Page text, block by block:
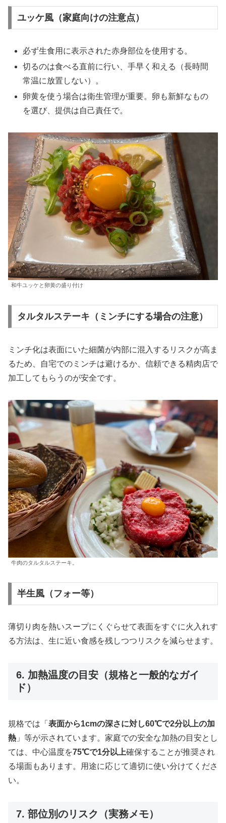
ユッケ風（家庭向けの注意点）
必ず生食用に表示された赤身部位を使用する。
切るのは食べる直前に行い、手早く和える（長時間
常温に放置しない）。
卵黄を使う場合は衛生管理が重要。卵も新鮮なもの
を選び、提供は自己責任で。
和牛ユッケと卵黄の盛り付け
タルタルステーキ（ミンチにする場合の注意）
ミンチ化は表面にいた細菌が内部に混入するリスクが高ま
るため、自宅でのミンチは避けるか、信頼できる精肉店で
加工してもらうのが安全です。
牛肉のタルタルステーキ。
半生風（フォー等）
薄切り肉を熱いスープにくぐらせて表面をすぐに火入れす
る方法は、生に近い食感を残しつつリスクを減らせます。
6. 加熱温度の目安（規格と一般的なガイ
ド）
規格では「 表面から1cmの深さに対し60℃で2分以上の加
熱 」等が示されています。家庭での安全な加熱の目安とし
ては、中心温度を75℃で1分以上確保することが推奨され
る場面もあります。用途に応じて適切に使い分けてくださ
い。
7. 部位別のリスク（実務メモ）